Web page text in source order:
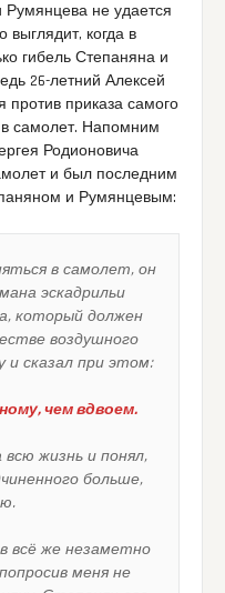
не удается
выглядит, когда в
гибель Степаняна и
26-летний Алексей
приказа самого
самолет. Напомним
Родионовича
и был последним
и Румянцевым:
в самолет, он
эскадрильи
который должен
воздушного
и сказал при этом:
чем вдвоем.
жизнь и понял,
больше,
всё же незаметно
меня не